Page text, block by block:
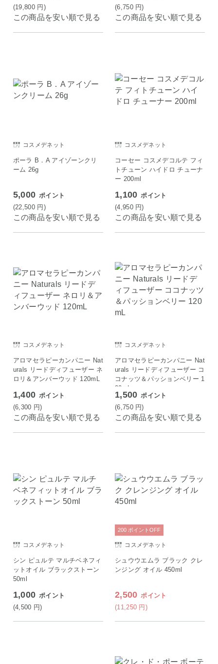
(19,800 円)
この商品を安い順で見る
(6,750 円)
この商品を安い順で見る
コスメデネット
ポーラ B．A アイゾーンクリ
ーム 26g
5,000 ポイント
(22,500 円)
この商品を安い順で見る
コスメデネット
コーセー コスメデコルテ フィ
トチューン ハイドロ チューナ
ー 200ml
1,100 ポイント
(4,950 円)
この商品を安い順で見る
コスメデネット
アロマセラピーカンパニー Nat
urals リードディフューザー ネ
ロリ＆アンバーウッド 120mL
1,400 ポイント
(6,300 円)
この商品を安い順で見る
コスメデネット
アロマセラピーカンパニー Nat
urals リードディフューザー コ
コナッツ＆パッションベリー 1
20mL
1,500 ポイント
(6,750 円)
この商品を安い順で見る
コスメデネット
シン ピュルテ マルチベネフィ
ットオイル ブラックストーン
50ml
1,000 ポイント
(4,500 円)
コスメデネット
シュウウエムラ ブラック クレ
ンジング オイル 450ml
2,500 ポイント
(11,250 円)
200 ポイント OFF